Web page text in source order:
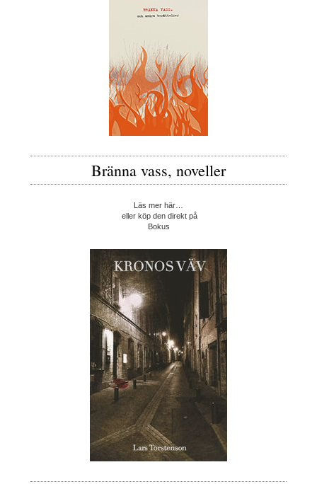
Bränna vass, noveller
Läs mer här…
eller köp den direkt på
Bokus